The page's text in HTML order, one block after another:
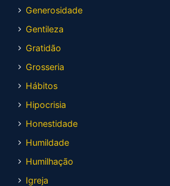
Generosidade
Gentileza
Gratidão
Grosseria
Hábitos
Hipocrisia
Honestidade
Humildade
Humilhação
Igreja